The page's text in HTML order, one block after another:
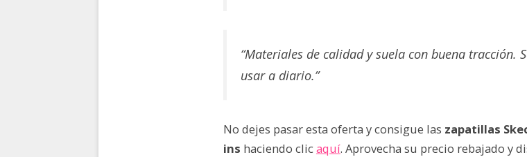
“Materiales de calidad y suela con buena tracción.
usar a diario.”
No dejes pasar esta oferta y consigue las zapatillas
ins haciendo clicaquí. Aprovecha su precio rebajado y